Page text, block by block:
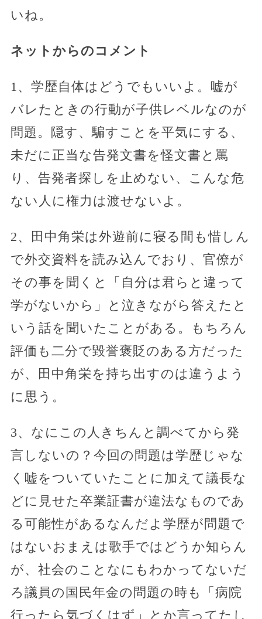
いね。
ネットからのコメント
1、学歴自体はどうでもいいよ。嘘が
バレたときの行動が子供レベルなのが
問題。隠す、騙すことを平気にする、
未だに正当な告発文書を怪文書と罵
り、告発者探しを止めない、こんな危
ない人に権力は渡せないよ。
2、田中角栄は外遊前に寝る間も惜しん
で外交資料を読み込んでおり、官僚が
その事を聞くと「自分は君らと違って
学がないから」と泣きながら答えたと
いう話を聞いたことがある。もちろん
評価も二分で毀誉褒貶のある方だった
が、田中角栄を持ち出すのは違うよう
に思う。
3、なにこの人きちんと調べてから発
言しないの？今回の問題は学歴じゃな
く嘘をついていたことに加えて議長な
どに見せた卒業証書が違法なものであ
る可能性があるなんだよ学歴が問題で
はないおまえは歌手ではどうか知らん
が、社会のことなにもわかってないだ
ろ議員の国民年金の問題の時も「病院
行ったら気づくはず」とか言ってたし